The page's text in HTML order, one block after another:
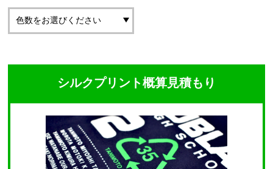
シルクプリント概算見積もり